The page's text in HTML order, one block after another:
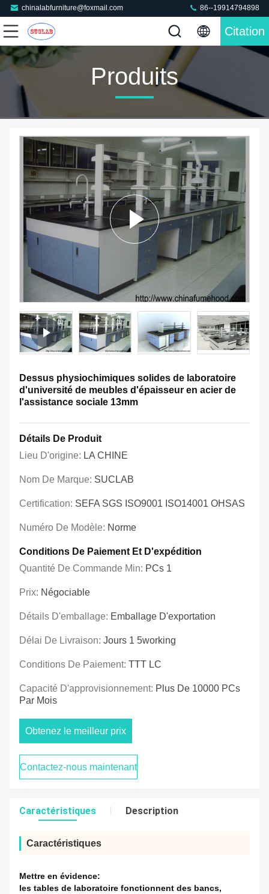
chinalabfurniture@foxmail.com 86--19914794898
Citation
Produits
Dessus physiochimiques solides de laboratoire
d'université de meubles d'épaisseur en acier de
l'assistance sociale 13mm
Détails De Produit
Lieu D'origine: LA CHINE
Nom De Marque: SUCLAB
Certification: SEFA SGS ISO9001 ISO14001 OHSAS
Numéro De Modèle: Norme
Conditions De Paiement Et D'expédition
Quantité De Commande Min: PCs 1
Prix: Négociable
Détails D'emballage: Emballage D'exportation
Délai De Livraison: Jours 1 5working
Conditions De Paiement: TTT LC
Capacité D'approvisionnement: Plus De 10000 PCs
Par Mois
Obtenez le meilleur prix
Contactez-nous maintenant
Caractéristiques Description
Caractéristiques
Mettre en évidence:
les tables de laboratoire fonctionnent des bancs,